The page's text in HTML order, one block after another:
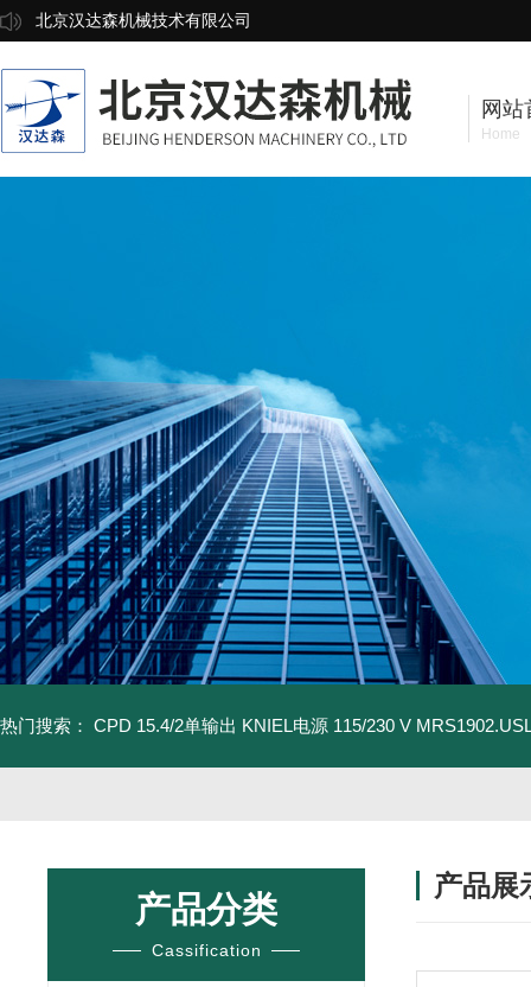
北京汉达森机械技术有限公司
网站
Home
热门搜索： CPD 15.4/2单输出 KNIEL电源 115/230 V
产品分类
Cassification
产品展